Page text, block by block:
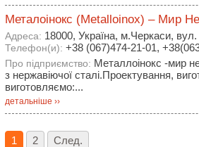
Металоінокс (Metalloinox) – Мир
Адреса: 18000, Україна, м.Черкаси,
Телефон(и): +38 (067)474-21-01,
Про підприємство: Металлоінокс -мир
з нержавіючої сталі.Проектування,
виготовляємо:...
детальніше ››
1 2 След.